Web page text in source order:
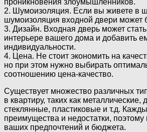
2. Шумоизоляция. Если вы живете в
шумоизоляция входной двери может
3. Дизайн. Входная дверь может
интерьере вашего дома и добавить
индивидуальности.
4. Цена. Не стоит экономить на
но при этом нужно выбирать
соотношению цена-качество.
Существует множество различных
в квартиру, таких как металлические,
стеклянные, пластиковые и т.д.
преимущества и недостатки, поэтому
ваших предпочтений и бюджета.